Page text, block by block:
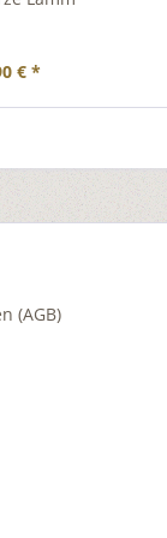
€ *
(AGB)